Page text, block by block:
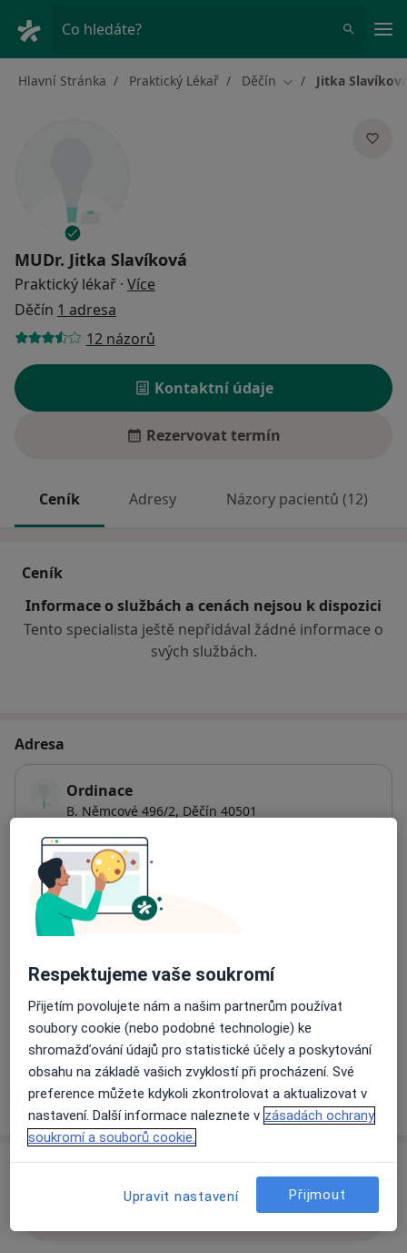
Co hledáte?
Hlavní Stránka Praktický Lékař Děčín Změna města
Jitka
MUDr. Jitka Slavíková
Praktický lékař · Více
Děčín 1 adresa
12 názorů
Kontaktní údaje
Rezervovat termín
Ceník Adresy Názory pacientů (12)
Ceník
Informace o službách a cenách nejsou k dispozici
Tento specialista ještě nepřidával žádné informace o
svých službách.
Adresa
Ordinace
B. Němcové 496/2, Děčín 40501
Dostupnost
Na této adrese online kalendář není aktivní
Způsoby platby (soukromé návštěvy)
Na teto adrese lékař přijímá pacienty na pojišťovnu
Detaily
Víceo adrese
Přidejte svůj názor
Respektujeme vaše soukromí
Přijetím povolujete nám a našim partnerům používat
soubory cookie (nebo podobné technologie) ke
shromažďování údajů pro statistické účely a poskytování
obsahu na základě vašich zvyklostí při procházení. Své
preference můžete kdykoli zkontrolovat a aktualizovat v
nastavení. Další informace naleznete v zásadách ochrany
soukromí a souborů cookie.
Upravit nastavení Přijmout